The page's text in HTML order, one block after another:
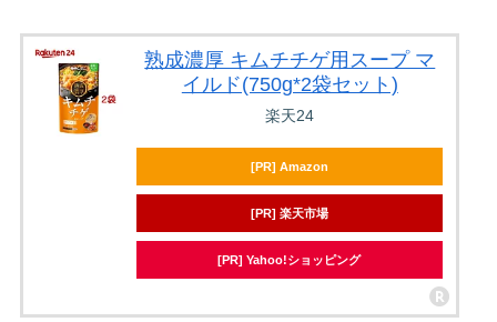
熟成濃厚 キムチチゲ用スープ マ
イルド(750g*2袋セット)
楽天24
[PR] Amazon
[PR] 楽天市場
[PR] Yahoo!ショッピング